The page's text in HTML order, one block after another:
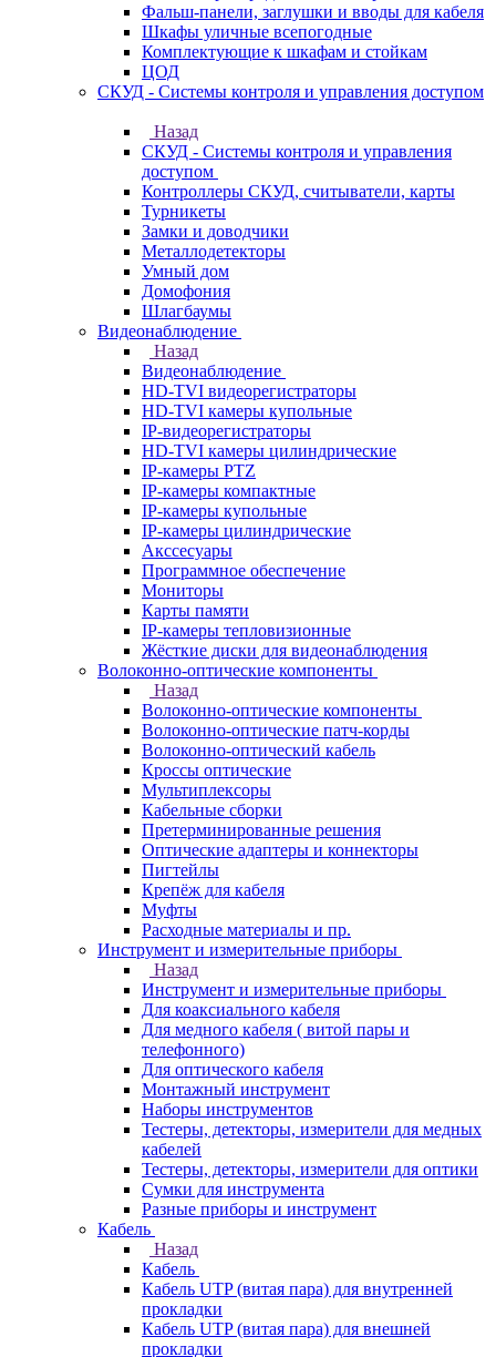
Фальш-панели, заглушки и вводы для кабеля
Шкафы уличные всепогодные
Комплектующие к шкафам и стойкам
ЦОД
СКУД - Системы контроля и управления доступом
Назад
СКУД - Системы контроля и управления
доступом
Контроллеры СКУД, считыватели, карты
Турникеты
Замки и доводчики
Металлодетекторы
Умный дом
Домофония
Шлагбаумы
Видеонаблюдение
Назад
Видеонаблюдение
HD-TVI видеорегистраторы
HD-TVI камеры купольные
IP-видеорегистраторы
HD-TVI камеры цилиндрические
IP-камеры PTZ
IP-камеры компактные
IP-камеры купольные
IP-камеры цилиндрические
Акссесуары
Программное обеспечение
Мониторы
Карты памяти
IP-камеры тепловизионные
Жёсткие диски для видеонаблюдения
Волоконно-оптические компоненты
Назад
Волоконно-оптические компоненты
Волоконно-оптические патч-корды
Волоконно-оптический кабель
Кроссы оптические
Мультиплексоры
Кабельные сборки
Претерминированные решения
Оптические адаптеры и коннекторы
Пигтейлы
Крепёж для кабеля
Муфты
Расходные материалы и пр.
Инструмент и измерительные приборы
Назад
Инструмент и измерительные приборы
Для коаксиального кабеля
Для медного кабеля ( витой пары и
телефонного)
Для оптического кабеля
Монтажный инструмент
Наборы инструментов
Тестеры, детекторы, измерители для медных
кабелей
Тестеры, детекторы, измерители для оптики
Сумки для инструмента
Разные приборы и инструмент
Кабель
Назад
Кабель
Кабель UTP (витая пара) для внутренней
прокладки
Кабель UTP (витая пара) для внешней
прокладки